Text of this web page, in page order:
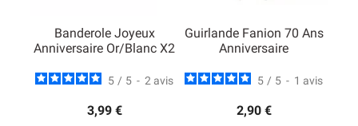
Banderole Joyeux
Anniversaire Or/blanc X2
5 / 5 - 2 avis
3,99 €
Guirlande Fanion 70 Ans
Anniversaire
5 / 5 - 1 avis
2,90 €